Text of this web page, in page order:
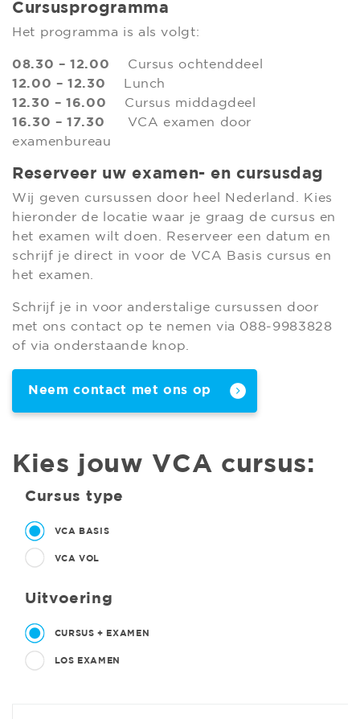
Cursusprogramma
Het programma is als volgt:
08.30 – 12.00 Cursus ochtenddeel
12.00 – 12.30 Lunch
12.30 – 16.00 Cursus middagdeel
16.30 – 17.30 VCA examen door
examenbureau
Reserveer uw examen- en cursusdag
Wij geven cursussen door heel Nederland. Kies
hieronder de locatie waar je graag de cursus en
het examen wilt doen. Reserveer een datum en
schrijf je direct in voor de VCA Basis cursus en
het examen.
Schrijf je in voor anderstalige cursussen door
met ons contact op te nemen via 088-9983828
of via onderstaande knop.
Neem contact met ons op
Kies jouw VCA cursus:
Cursus type
VCA BASIS
VCA VOL
Uitvoering
CURSUS + EXAMEN
LOS EXAMEN